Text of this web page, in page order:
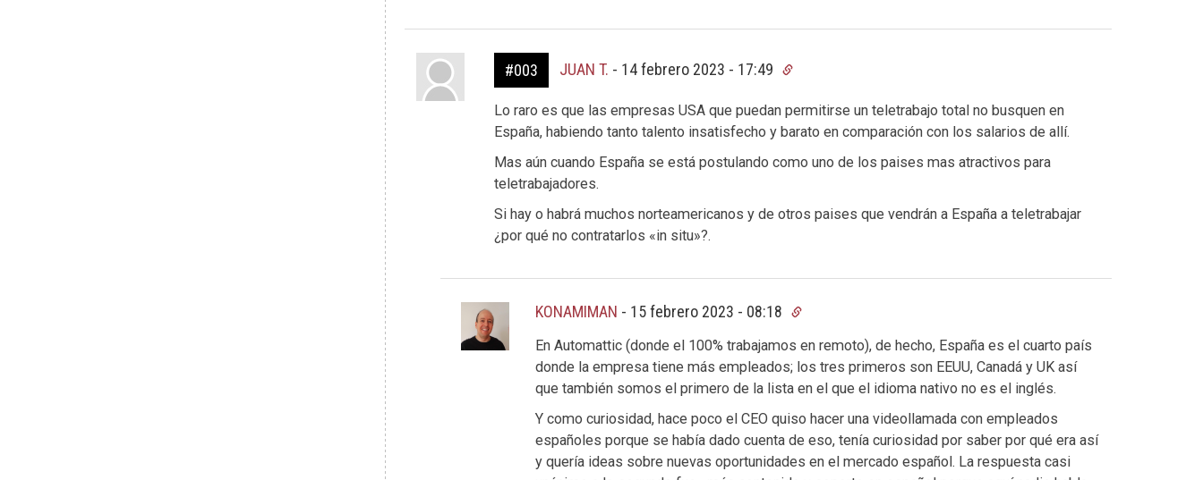
#003 JUAN T. - 14 febrero 2023 - 17:49
Lo raro es que las empresas USA que puedan permitirse un teletrabajo total no busquen en
España, habiendo tanto talento insatisfecho y barato en comparación con los salarios de allí.
Mas aún cuando España se está postulando como uno de los paises mas atractivos para
teletrabajadores.
Si hay o habrá muchos norteamericanos y de otros paises que vendrán a España a teletrabajar
¿por qué no contratarlos «in situ»?.
KONAMIMAN - 15 febrero 2023 - 08:18
En Automattic (donde el 100% trabajamos en remoto), de hecho, España es el cuarto país
donde la empresa tiene más empleados; los tres primeros son EEUU, Canadá y UK así
que también somos el primero de la lista en el que el idioma nativo no es el inglés.
Y como curiosidad, hace poco el CEO quiso hacer una videollamada con empleados
españoles porque se había dado cuenta de eso, tenía curiosidad por saber por qué era así
y quería ideas sobre nuevas oportunidades en el mercado español. La respuesta casi